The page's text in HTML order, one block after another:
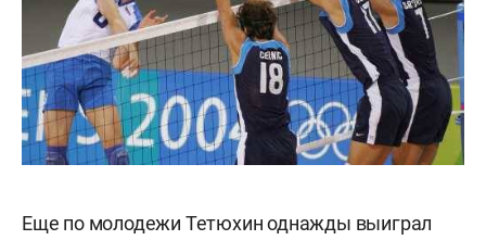
Еще по молодежи Тетюхин однажды выиграл